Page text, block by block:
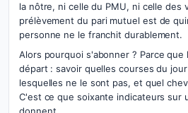
la nôtre, ni celle du PMU, ni celle des
prélèvement du pari mutuel est de
personne ne le franchit durablement.
Alors pourquoi s'abonner ? Parce que
départ : savoir quelles courses du
lesquelles ne le sont pas, et quel
C'est ce que soixante indicateurs sur